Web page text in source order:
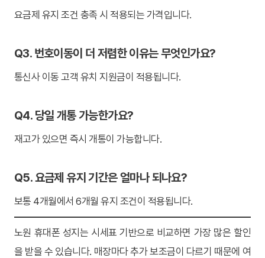
요금제 유지 조건 충족 시 적용되는 가격입니다.
Q3. 번호이동이 더 저렴한 이유는 무엇인가요?
통신사 이동 고객 유치 지원금이 적용됩니다.
Q4. 당일 개통 가능한가요?
재고가 있으면 즉시 개통이 가능합니다.
Q5. 요금제 유지 기간은 얼마나 되나요?
보통 4개월에서 6개월 유지 조건이 적용됩니다.
노원 휴대폰 성지는 시세표 기반으로 비교하면 가장 많은 할인
을 받을 수 있습니다. 매장마다 추가 보조금이 다르기 때문에 여